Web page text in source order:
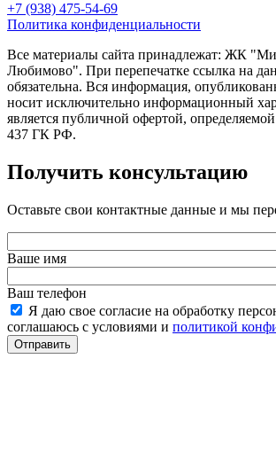
+7 (938) 475-54-69
Политика конфиденциальности
Все материалы сайта принадлежат: ЖК
Любимово". При перепечатке ссылка на
обязательна. Вся информация,
носит исключительно информационный
является публичной офертой,
437 ГК РФ.
Получить консультацию
Оставьте свои контактные данные и мы
Ваше имя
Ваш телефон
Я даю свое согласие на обработку
соглашаюсь с условиями и политикой
Отправить